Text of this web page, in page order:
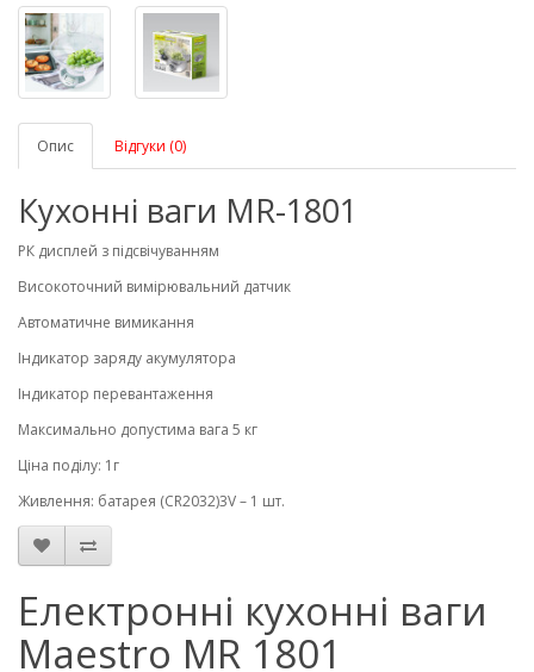
Опис Відгуки (0)
Кухонні ваги MR-1801
РК дисплей з підсвічуванням
Високоточний вимірювальний датчик
Автоматичне вимикання
Індикатор заряду акумулятора
Індикатор перевантаження
Максимально допустима вага 5 кг
Ціна поділу: 1г
Живлення: батарея (CR2032)3V – 1 шт.
Електронні кухонні ваги
Maestro MR 1801